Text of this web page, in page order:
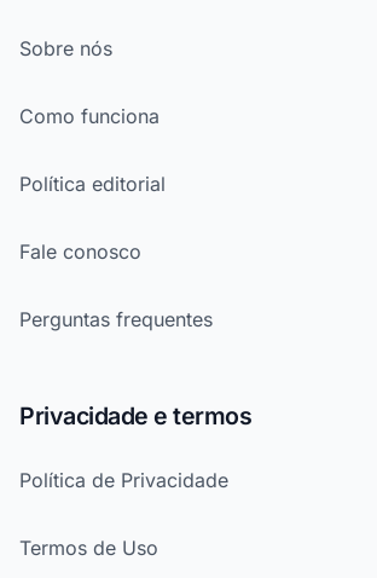
Sobre nós
Como funciona
Política editorial
Fale conosco
Perguntas frequentes
Privacidade e termos
Política de Privacidade
Termos de Uso